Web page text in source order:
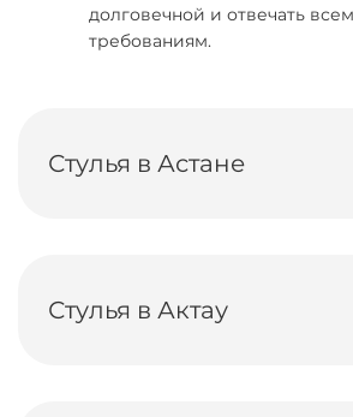
долговечной и отвечать
требованиям.
Стулья в Астане
Стулья в Актау